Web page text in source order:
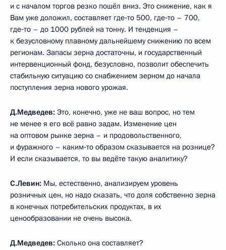
и с началом торгов резко пошёл вниз. Это снижение, как я
Вам уже доложил, составляет где‑то 500, где‑то – 700,
где‑то – до 1000 рублей на тонну. И тенденция –
к безусловному плавному дальнейшему снижению по всем
регионам. Запасы зерна достаточны, и государственный
интервенционный фонд, безусловно, позволит обеспечить
стабильную ситуацию со снабжением зерном до начала
поступления зерна нового урожая.
Д.Медведев: Это, конечно, уже не ваш вопрос, но тем
не менее я его всё равно задам. Изменение цен
на оптовом рынке зерна – и продовольственного,
и фуражного – каким‑то образом сказывается на рознице?
И если сказывается, то вы ведёте такую аналитику?
С.Левин: Мы, естественно, анализируем уровень
розничных цен, но надо сказать, что доля собственно зерна
в конечных потребительских продуктах, в их
ценообразовании не очень высока.
Д.Медведев: Сколько она составляет?